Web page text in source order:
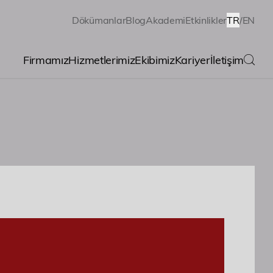
DökümanlarBlogAkademiEtkinliklerTR/EN
FirmamızHizmetlerimizEkibimizKariyerİletişim